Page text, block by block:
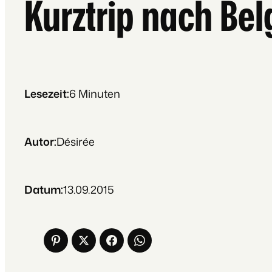
Kurztrip nach
Lesezeit:6 Minuten
Autor:Désirée
Datum:13.09.2015